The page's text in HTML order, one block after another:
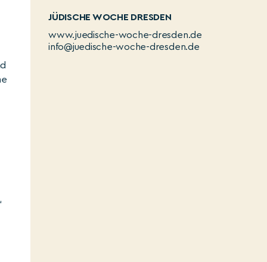
JÜDISCHE WOCHE DRESDEN
www.juedische-woche-dresden.de
info@juedische-woche-dresden.de